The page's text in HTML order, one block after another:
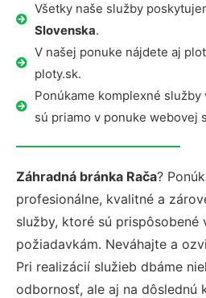
Všetky naše služby
Slovenska.
V našej ponuke nájdete aj
ploty.sk.
Ponúkame komplexné
sú priamo v ponuke webovej
Záhradná bránka Rača?
profesionálne, kvalitné a
služby, ktoré sú prispôsobené
požiadavkám. Neváhajte a
Pri realizácií služieb dbáme
odbornosť, ale aj na dôslednú